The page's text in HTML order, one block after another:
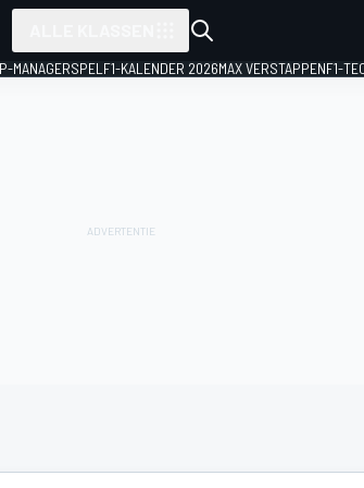
MANAGERSPEL F1-KALENDER 2026MAX VERSTAPPENF1-